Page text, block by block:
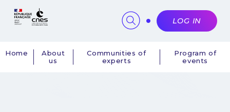
Navigation
Home
About
us
Communities of
experts
Program of
events
LOG IN